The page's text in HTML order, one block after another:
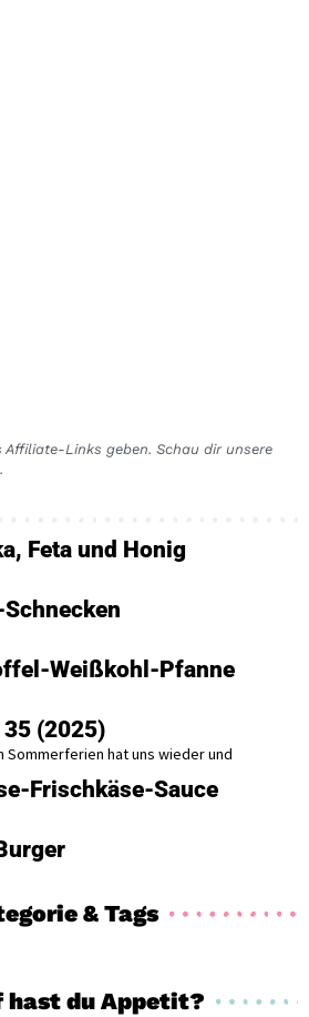
Affiliate-Links geben. Schau dir unsere
Feta und Honig
Weißkohl-Pfanne
35 (2025)
Sommerferien hat uns wieder und
Frischkäse-Sauce
& Tags
hast du Appetit?